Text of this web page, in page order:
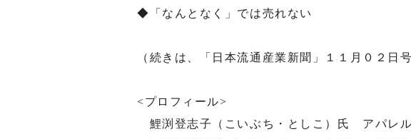
◆「なんとなく」では売れない
（続きは、「日本流通産業新聞」１１月０２日号
<プロフィール>
鯉渕登志子（こいぶち・としこ）氏 アパレ